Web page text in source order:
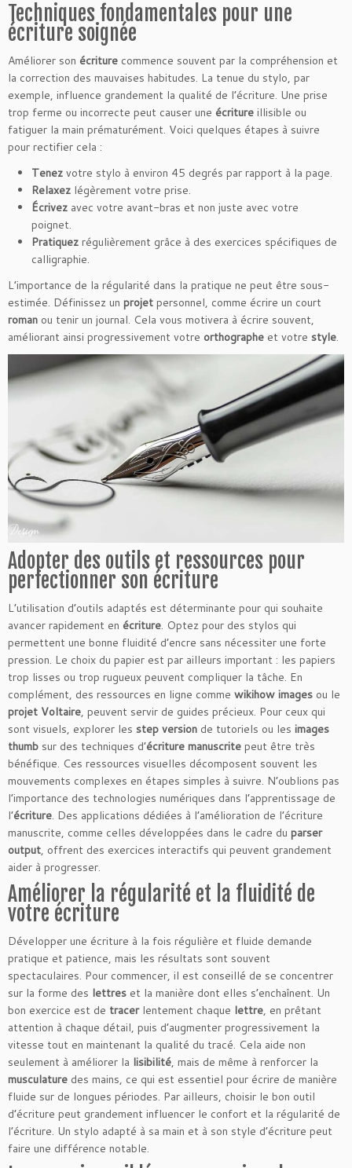
Techniques fondamentales pour une
écriture soignée
Améliorer son écriture commence souvent par la compréhension et
la correction des mauvaises habitudes. La tenue du stylo, par
exemple, influence grandement la qualité de l’écriture. Une prise
trop ferme ou incorrecte peut causer une écriture illisible ou
fatiguer la main prématurément. Voici quelques étapes à suivre
pour rectifier cela :
Tenez votre stylo à environ 45 degrés par rapport à la page.
Relaxez légèrement votre prise.
Écrivez avec votre avant-bras et non juste avec votre
poignet.
Pratiquez régulièrement grâce à des exercices spécifiques de
calligraphie.
L’importance de la régularité dans la pratique ne peut être sous-
estimée. Définissez un projet personnel, comme écrire un court
roman ou tenir un journal. Cela vous motivera à écrire souvent,
améliorant ainsi progressivement votre orthographe et votre style.
Adopter des outils et ressources pour
perfectionner son écriture
L’utilisation d’outils adaptés est déterminante pour qui souhaite
avancer rapidement en écriture. Optez pour des stylos qui
permettent une bonne fluidité d’encre sans nécessiter une forte
pression. Le choix du papier est par ailleurs important : les papiers
trop lisses ou trop rugueux peuvent compliquer la tâche. En
complément, des ressources en ligne comme wikihow images ou le
projet Voltaire, peuvent servir de guides précieux. Pour ceux qui
sont visuels, explorer les step version de tutoriels ou les images
thumb sur des techniques d’écriture manuscrite peut être très
bénéfique. Ces ressources visuelles décomposent souvent les
mouvements complexes en étapes simples à suivre. N’oublions pas
l’importance des technologies numériques dans l’apprentissage de
l’écriture. Des applications dédiées à l’amélioration de l’écriture
manuscrite, comme celles développées dans le cadre du parser
output, offrent des exercices interactifs qui peuvent grandement
aider à progresser.
Améliorer la régularité et la fluidité de
votre écriture
Développer une écriture à la fois régulière et fluide demande
pratique et patience, mais les résultats sont souvent
spectaculaires. Pour commencer, il est conseillé de se concentrer
sur la forme des lettres et la manière dont elles s’enchaînent. Un
bon exercice est de tracerlentement chaque lettre, en prêtant
attention à chaque détail, puis d’augmenter progressivement la
vitesse tout en maintenant la qualité du tracé. Cela aide non
seulement à améliorer la lisibilité, mais de même à renforcer la
musculature des mains, ce qui est essentiel pour écrire de manière
fluide sur de longues périodes. Par ailleurs, choisir le bon outil
d’écriture peut grandement influencer le confort et la régularité de
l’écriture. Un stylo adapté à sa main et à son style d’écriture peut
faire une différence notable.